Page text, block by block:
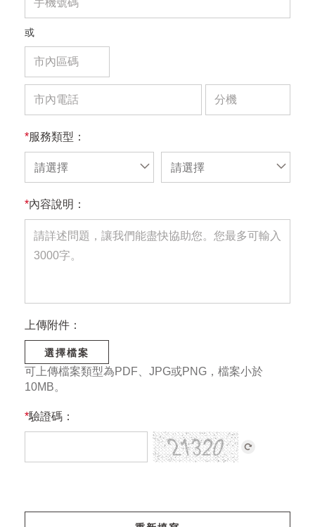
或
*服務類型：
請選擇 請選擇
*內容說明：
上傳附件：
選擇檔案
可上傳檔案類型為PDF、JPG或PNG，檔案小於
10MB。
*驗證碼：